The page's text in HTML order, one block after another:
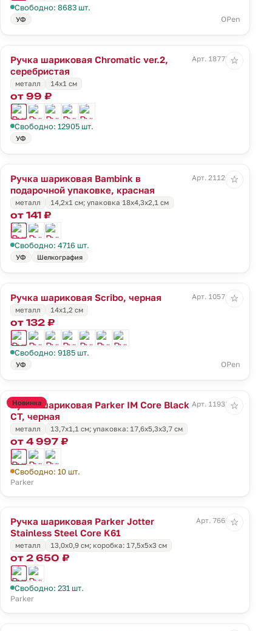
Свободно: 8683 шт.
УФ OPen
Ручка шариковая Chromatic ver.2,
серебристая
Арт. 18777.11
металл 14х1 см
от 99 ₽
Свободно: 12905 шт.
УФ
☆
Ручка шариковая Bambink в
подарочной упаковке, красная
Арт. 21126.50
металл 14,2х1 см; упаковка 18х4,3х2,1 см
от 141 ₽
Свободно: 4716 шт.
УФ Шелкография
☆
Ручка шариковая Scribo, черная
Арт. 10571.30
металл
14х1,2 см
от 132 ₽
Свободно: 9185 шт.
УФ OPen
☆
Новинка
Ручка шариковая Parker IM Core Black
CT, черная
Арт. 11933.10
металл 13,7x1,1 см; упаковка: 17,6x5,3x3,7 см
от 4 997 ₽
Свободно: 10 шт.
Parker
☆
Ручка шариковая Parker Jotter
Stainless Steel Core K61
Арт. 7660.10
металл 13,0х0,9 см; коробка: 17,5х5х3 см
от 2 650 ₽
Свободно: 231 шт.
Parker
☆